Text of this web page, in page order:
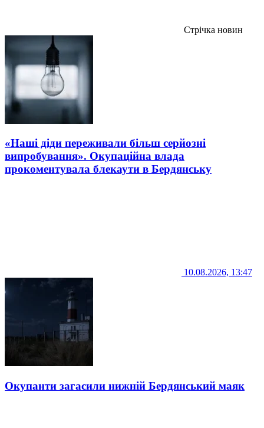
Стрічка новин
«Наші діди переживали більш серйозні
випробування». Окупаційна влада
прокоментувала блекаути в Бердянську
10.08.2026, 13:47
Окупанти загасили нижній Бердянський маяк